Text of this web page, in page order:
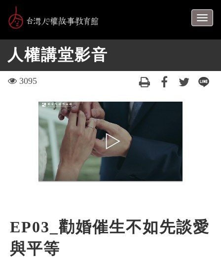
要
區
人權講堂影音
visit
3095
EP03_勸婚催生不如先談愛
與平等